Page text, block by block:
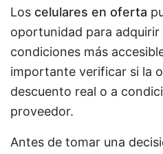
Los celulares en oferta
oportunidad para
condiciones más
importante verificar si la
descuento real o a
proveedor.
Antes de tomar una